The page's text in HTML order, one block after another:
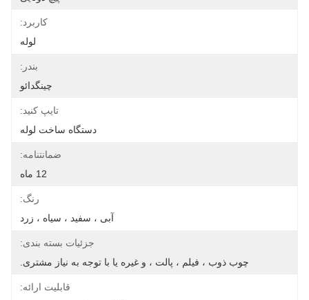
کاربرد:
لوله
بندر:
چینگدائو
تایپ کنید:
دستگاه ساخت لوله
ضمانتنامه:
12 ماه
رنگ:
آبی ، سفید ، سیاه ، زرد
جزئیات بسته بندی:
چوب ذوب ، فیلم ، پالت ، و غیره یا با توجه به نیاز مشتری.
قابلیت ارائه: